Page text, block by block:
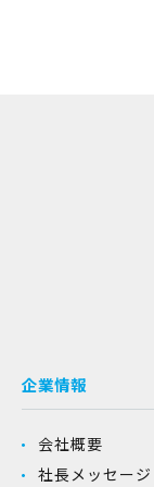
企業情報
会社概要
社長メッセージ